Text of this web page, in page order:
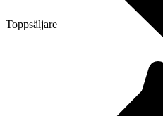
Toppsäljare